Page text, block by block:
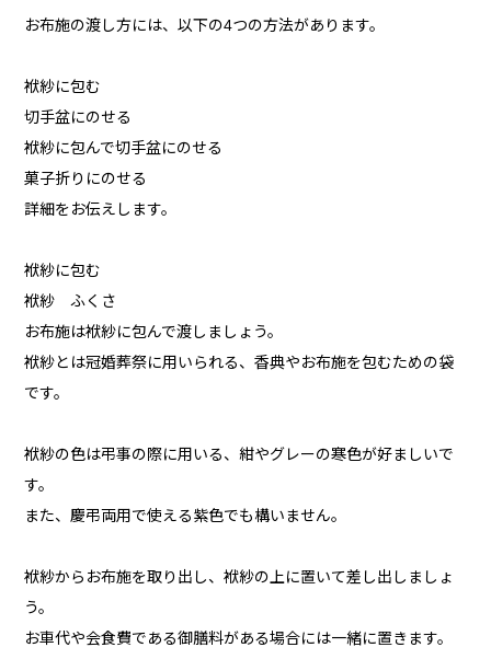
お布施の渡し方には、以下の4つの方法があります。
袱紗に包む
切手盆にのせる
袱紗に包んで切手盆にのせる
菓子折りにのせる
詳細をお伝えします。
袱紗に包む
袱紗 ふくさ
お布施は袱紗に包んで渡しましょう。
袱紗とは冠婚葬祭に用いられる、香典やお布施を包むための袋
です。
袱紗の色は弔事の際に用いる、紺やグレーの寒色が好ましいで
す。
また、慶弔両用で使える紫色でも構いません。
袱紗からお布施を取り出し、袱紗の上に置いて差し出しましょ
う。
お車代や会食費である御膳料がある場合には一緒に置きます。